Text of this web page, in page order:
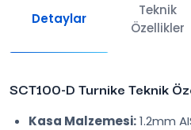
Detaylar
Teknik
Özellikler
SCT100-D Turnike Teknik
Kasa Malzemesi:1.2mm